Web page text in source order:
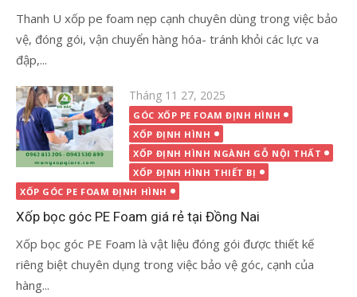
Thanh U xốp pe foam nẹp cạnh chuyên dùng trong việc bảo
vệ, đóng gói, vận chuyển hàng hóa- tránh khỏi các lực va
đập,...
Đăng
vào
Tháng 11 27, 2025
GÓC XỐP PE FOAM ĐỊNH HÌNH
XỐP ĐỊNH HÌNH
XỐP ĐỊNH HÌNH NGÀNH GỖ NỘI THẤT
XỐP ĐỊNH HÌNH THIẾT BỊ
XỐP GÓC PE FOAM ĐỊNH HÌNH
Xốp bọc góc PE Foam giá rẻ tại Đồng Nai
Xốp bọc góc PE Foam là vật liệu đóng gói được thiết kế
riêng biệt chuyên dụng trong việc bảo vệ góc, cạnh của
hàng...